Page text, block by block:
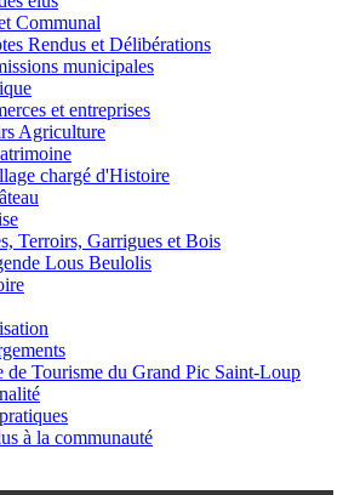
Communal
Rendus et Délibérations
municipales
et entreprises
Agriculture
chargé d'Histoire
Terroirs, Garrigues et Bois
Lous Beulolis
de Tourisme du Grand Pic Saint-Loup
à la communauté